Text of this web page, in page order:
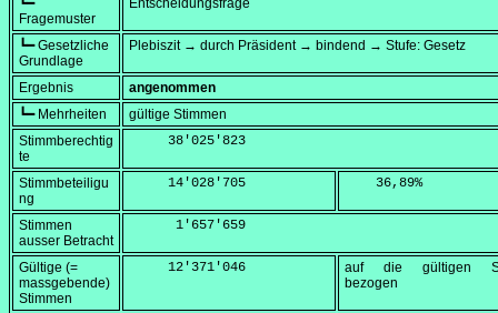
┗━
Fragemuster
Entscheidungsfrage
┗━ Gesetzliche
Grundlage
Plebiszit → durch Präsident → bindend → Stufe: Gesetz
Ergebnis
angenommen
┗━ Mehrheiten
gültige Stimmen
Stimmberechtig
te
     38'025'823
Stimmbeteiligu
ng
     14'028'705
    36,89
%
Stimmen
ausser Betracht
      1'657'659
Gültige (=
massgebende)
Stimmen
     12'371'046
auf die gültigen
bezogen